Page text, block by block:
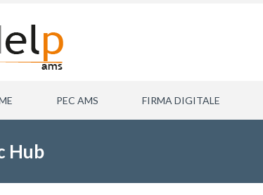
PEC AMS FIRMA DIGITALE
Hub